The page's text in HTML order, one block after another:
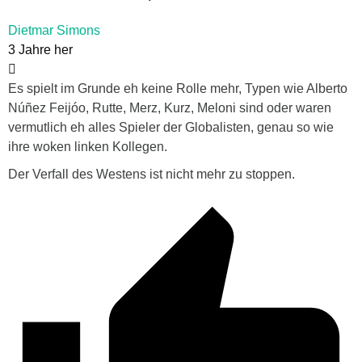
Dietmar Simons
3 Jahre her
Es spielt im Grunde eh keine Rolle mehr, Typen wie Alberto
Núñez Feijóo, Rutte, Merz, Kurz, Meloni sind oder waren
vermutlich eh alles Spieler der Globalisten, genau so wie
ihre woken linken Kollegen.
Der Verfall des Westens ist nicht mehr zu stoppen.